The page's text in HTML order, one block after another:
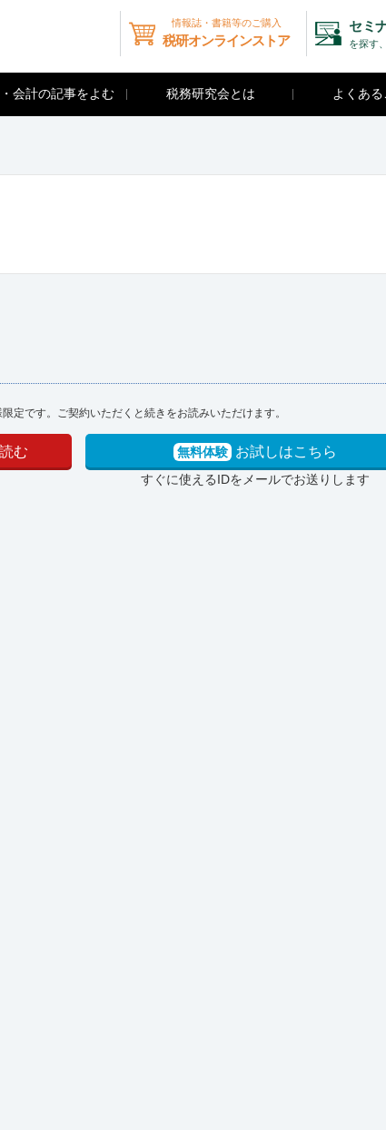
情報誌・書籍等のご購入
税研オンラインストア
セミ
を探す
会計の記事をよむ 税務研究会とは よくある
定です。ご契約いただくと続きをお読みいただけます。
む 無料体験 お試しはこちら
すぐに使えるIDをメールでお送りします